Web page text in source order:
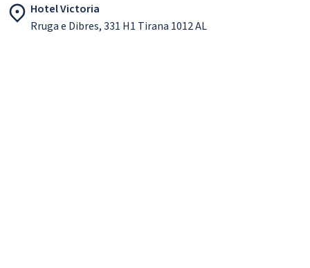
Hotel Victoria
Rruga e Dibres, 331 H1 Tirana 1012 AL